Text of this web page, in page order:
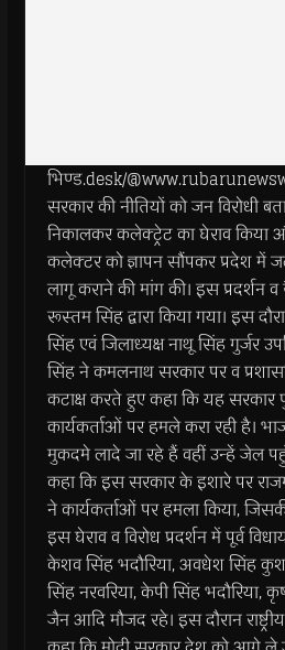
भिण्ड.desk/
सरकार की नीतियों को जन विरोधी
निकालकर कलेक्ट्रेट का घेराव किया
कलेक्टर को ज्ञापन सौंपकर प्रदेश में
लागू कराने की मांग की। इस प्रदर्शन व
रूस्तम सिंह द्वारा किया गया। इस
सिंह एवं जिलाध्यक्ष नाथू सिंह गुर्जर
सिंह ने कमलनाथ सरकार पर व
कटाक्ष करते हुए कहा कि यह सरकार
कार्यकर्ताओं पर हमले करा रही है।
मुकदमे लादे जा रहे हैं वहीं उन्हें जेल
कहा कि इस सरकार के इशारे पर
ने कार्यकर्ताओं पर हमला किया,
इस घेराव व विरोध प्रदर्शन में पूर्व
केशव सिंह भदौरिया, अवधेश सिंह
सिंह नरवरिया, केपी सिंह भदौरिया,
जैन आदि मौजद रहे। इस दौरान